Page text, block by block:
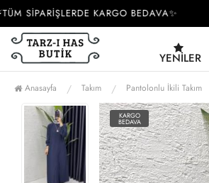
SİPARİŞLERDE KARGO BEDAVA✨
YENILER
Anasayfa Takım Pantolonlu İkili Takım
KARGO
BEDAVA